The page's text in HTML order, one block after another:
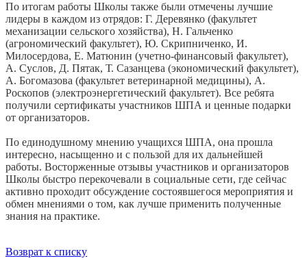
По итогам работы Школы также были отмечены лучшие
лидеры в каждом из отрядов: Г. Деревянко (факультет
механизации сельского хозяйства), Н. Гальченко
(агрономический факультет), Ю. Скрипниченко, И.
Милосердова, Е. Матюнин (учетно-финансовый факультет),
А. Суслов, Д. Пятак, Т. Сазанцева (экономический факультет),
А. Богомазова (факультет ветеринарной медицины), А.
Роскопов (электроэнергетический факультет). Все ребята
получили сертификаты участников ШПА и ценные подарки
от организаторов.
По единодушному мнению учащихся ШПА, она прошла
интересно, насыщенно и с пользой для их дальнейшей
работы. Восторженные отзывы участников и организаторов
Школы быстро перекочевали в социальные сети, где сейчас
активно проходит обсуждение состоявшегося мероприятия и
обмен мнениями о том, как лучше применить полученные
знания на практике.
Возврат к списку